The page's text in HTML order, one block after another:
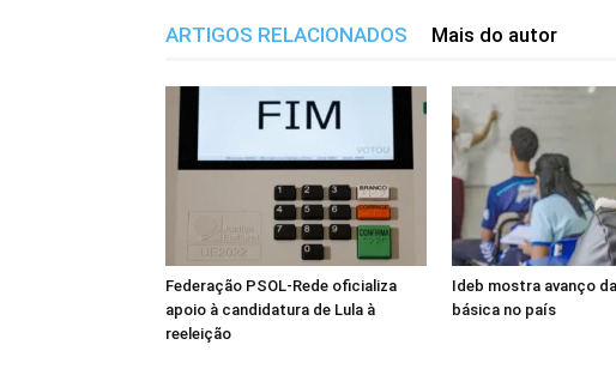
ARTIGOS RELACIONADOS Mais do autor
Federação PSOL-Rede oficializa
apoio à candidatura de Lula à
reeleição
Ideb mostra avanço
básica no país